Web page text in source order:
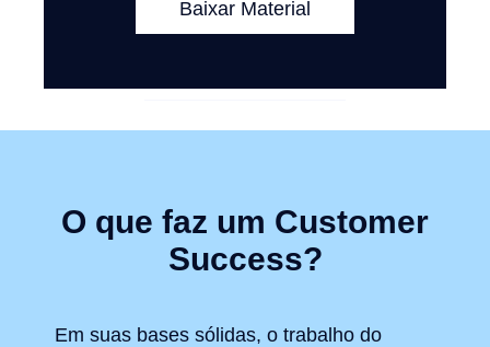
O que faz um Customer
Success?
Em suas bases sólidas, o trabalho do